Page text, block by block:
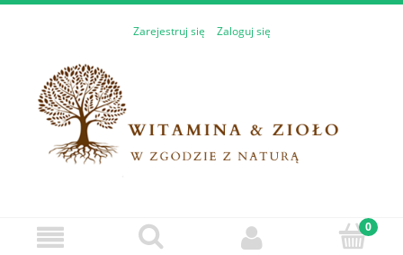
Zarejestruj się Zaloguj się